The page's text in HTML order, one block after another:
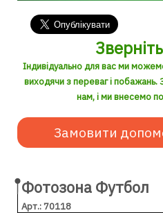
Індивідуально для вас ми
виходячи з переваг і
нам, і ми внесемо
Замовити
Фотозона Футбол
Арт.: 70118